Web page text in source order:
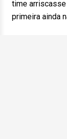
time
primeira ainda